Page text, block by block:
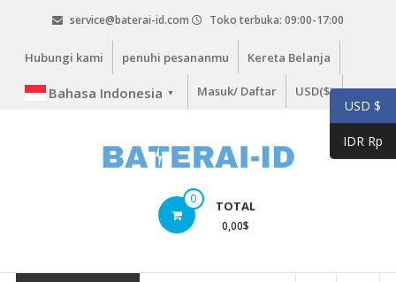
service@baterai-id.com Toko terbuka: 09:00-17:00
Hubungi kami penuhi pesananmu Kereta Belanja
Bahasa Indonesia ▼ Masuk/ Daftar USD($)
id.com
0 TOTAL
0,00$
USD $
IDR Rp